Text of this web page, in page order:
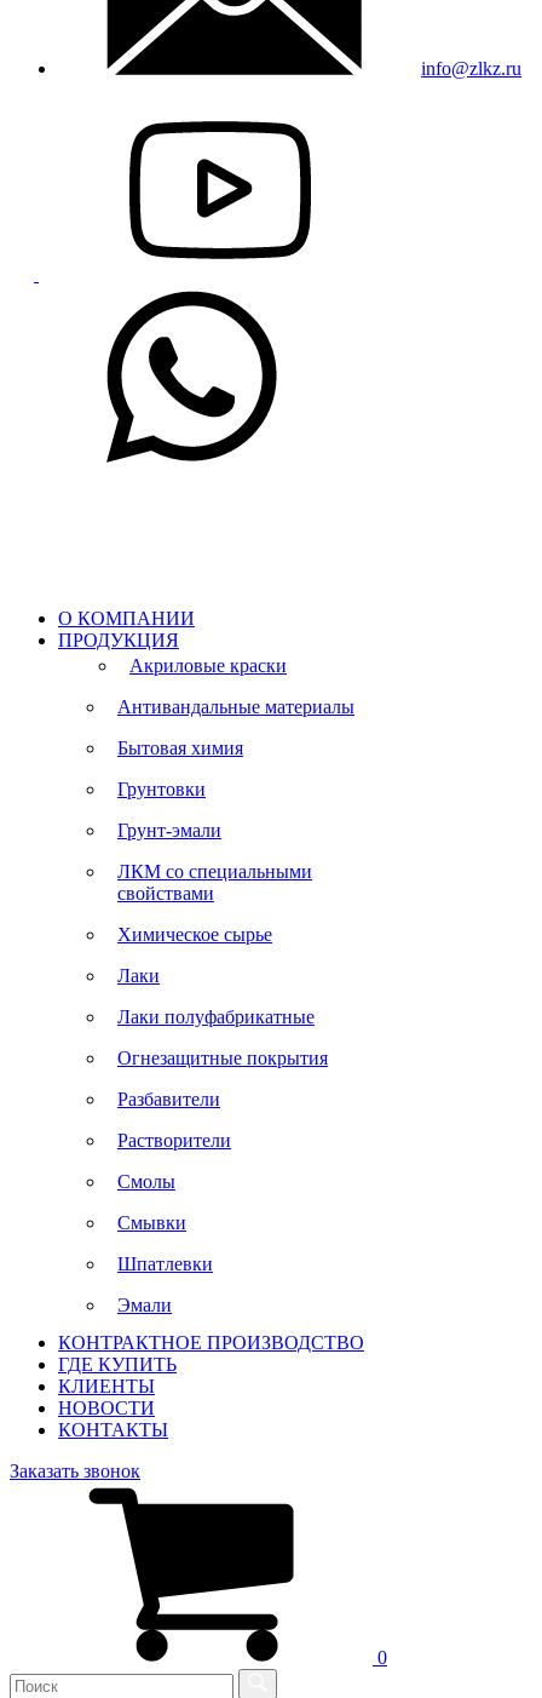
info@zlkz.ru
О КОМПАНИИ
ПРОДУКЦИЯ
Акриловые краски
Антивандальные материалы
Бытовая химия
Грунтовки
Грунт-эмали
ЛКМ со специальными
свойствами
Химическое сырье
Лаки
Лаки полуфабрикатные
Огнезащитные покрытия
Разбавители
Растворители
Смолы
Смывки
Шпатлевки
Эмали
КОНТРАКТНОЕ ПРОИЗВОДСТВО
ГДЕ КУПИТЬ
КЛИЕНТЫ
НОВОСТИ
КОНТАКТЫ
Заказать звонок
0